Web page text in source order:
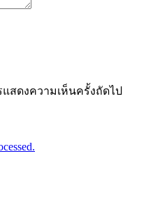
สดงความเห็นครั้งถัดไป